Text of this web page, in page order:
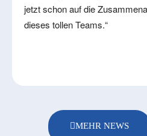
jetzt schon auf die
dieses tollen Teams.“
MEHR NEWS